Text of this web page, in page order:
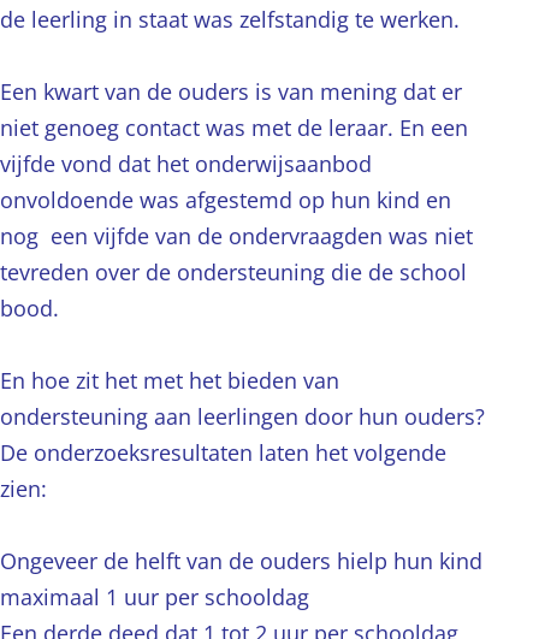
de leerling in staat was zelfstandig te werken.
Een kwart van de ouders is van mening dat er
niet genoeg contact was met de leraar. En een
vijfde vond dat het onderwijsaanbod
onvoldoende was afgestemd op hun kind en
nog een vijfde van de ondervraagden was niet
tevreden over de ondersteuning die de school
bood.
En hoe zit het met het bieden van
ondersteuning aan leerlingen door hun ouders?
De onderzoeksresultaten laten het volgende
zien:
Ongeveer de helft van de ouders hielp hun kind
maximaal 1 uur per schooldag
Een derde deed dat 1 tot 2 uur per schooldag